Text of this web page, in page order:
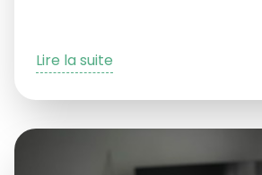
Lire la suite